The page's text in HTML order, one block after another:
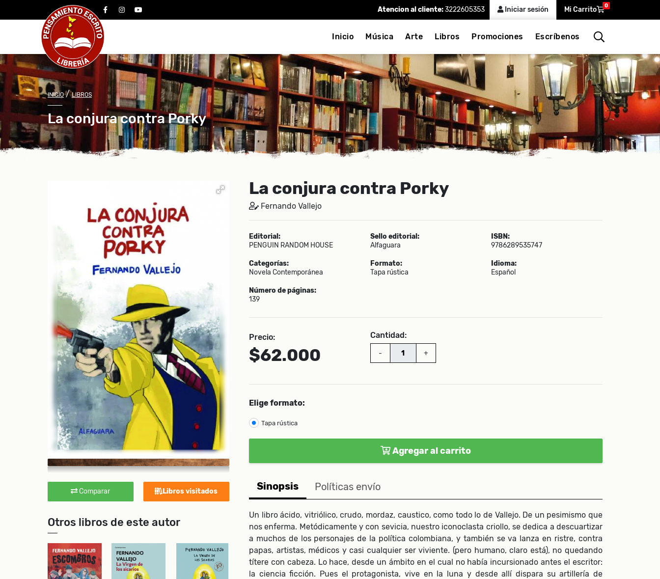
facebookinstagram
youtube Atencion al cliente:3222605353 Iniciar sesión Mi Carrito 0
Inicio Música Arte Libros Promociones Escríbenos
INICIO/LIBROS
La conjura contra Porky
La conjura contra Porky
Fernando Vallejo
Editorial:
PENGUIN RANDOM HOUSE
Sello editorial:
Alfaguara
ISBN:
9786289535747
Categorías:
Novela Contemporánea
Formato:
Tapa rústica
Idioma:
Español
Número de páginas:
139
Precio:
$62.000
Cantidad:
- +
Elige formato:
Tapa rústica
Agregar al carrito
Comparar Libros visitados
Otros libros de este autor
Sinopsis Políticas envío
Un libro ácido, vitriólico, crudo, mordaz, caustico, como todo lo de Vallejo. De un pesimismo que
nos enferma. Metódicamente y con sevicia, nuestro iconoclasta criollo, se dedica a descuartizar
a muchos de los personajes de la política colombiana, y también se va lanza en ristre, contra
papas, artistas, médicos y casi cualquier ser viviente. (pero humano, claro está), no quedando
títere con cabeza. Lo hace, desde un ámbito en el cual no había incursionado antes el escritor:
la ciencia ficción. Pues el protagonista, vive en la luna y desde allí dispara su artillería de